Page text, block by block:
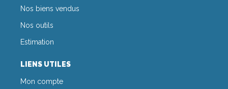
Nos biens vendus
Nos outils
Estimation
LIENS UTILES
Mon compte